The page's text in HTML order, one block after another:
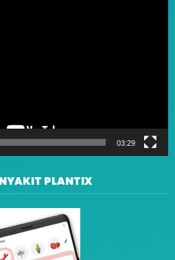
03:29
PLANTIX